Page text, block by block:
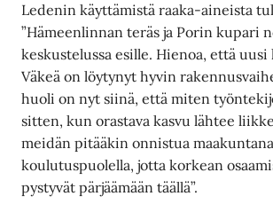
Ledenin käyttämistä raaka-aineista
”Hämeenlinnan teräs ja Porin kupari
keskustelussa esille. Hienoa, että uusi
Väkeä on löytynyt hyvin
huoli on nyt siinä, että miten
sitten, kun orastava kasvu lähtee
meidän pitääkin onnistua maakuntana
koulutuspuolella, jotta korkean
pystyvät pärjäämään täällä”.